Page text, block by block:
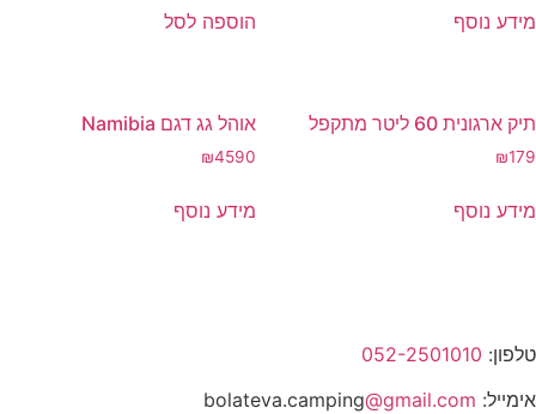
מידע נוסף הוספה לסל
תיק ארגונית 60 ליטר מתקפל
₪179
מידע נוסף
אוהל גג דגם Namibia
₪4590
מידע נוסף
טלפון: 052-2501010
אימייל: bolateva.camping @gmail.com